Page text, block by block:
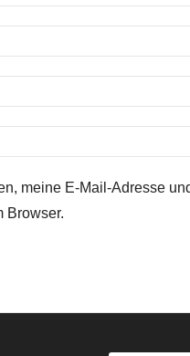
meine E-Mail-Adresse
Browser.